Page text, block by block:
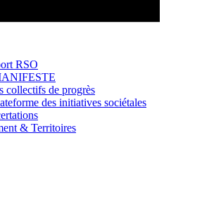
RSO
collectifs de progrès
des initiatives sociétales
& Territoires